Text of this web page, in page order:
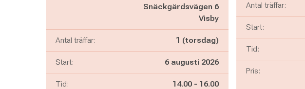
Snäckgärdsvägen 6
Visby
Antal träffar: 1 (torsdag)
Start: 6 augusti 2026
Tid: Pågår mellan
14.00 - och
16.00
Antal träffar:
Start:
Tid:
Pris: